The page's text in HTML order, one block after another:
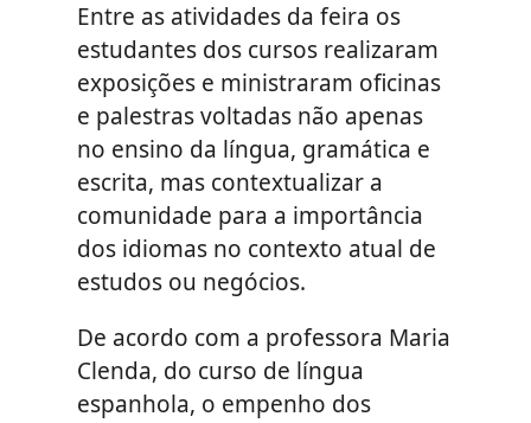
Entre as atividades da feira os
estudantes dos cursos realizaram
exposições e ministraram oficinas
e palestras voltadas não apenas
no ensino da língua, gramática e
escrita, mas contextualizar a
comunidade para a importância
dos idiomas no contexto atual de
estudos ou negócios.
De acordo com a professora Maria
Clenda, do curso de língua
espanhola, o empenho dos